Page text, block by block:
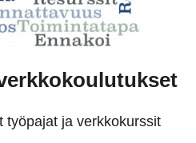
työpajat ja verkkokurssit